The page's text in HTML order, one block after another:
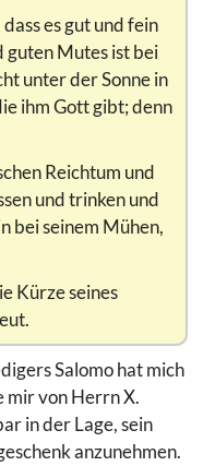
es gut und fein
guten Mutes ist bei
unter der Sonne in
ihm Gott gibt; denn
Reichtum und
und trinken und
bei seinem Mühen,
Kürze seines
Salomo hat mich
mir von Herrn X.
in der Lage, sein
anzunehmen.